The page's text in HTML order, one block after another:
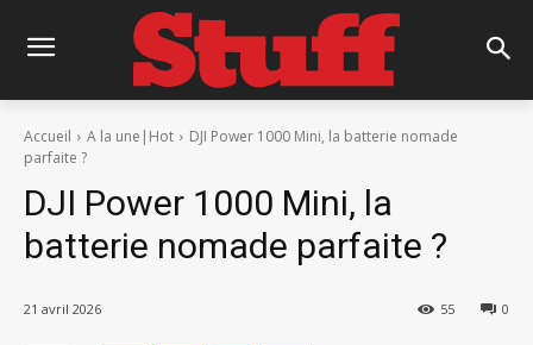
Accueil A la une|Hot
DJI Power 1000 Mini, la batterie nomade
parfaite ?
DJI Power 1000 Mini, la
batterie nomade parfaite ?
21 avril 2026 0
55